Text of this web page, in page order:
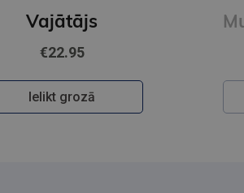
€9.65
Ielikt grozā